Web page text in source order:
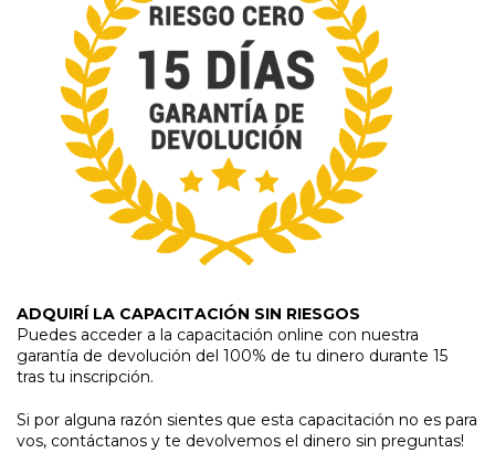
ADQUIRÍ LA CAPACITACIÓN SIN RIESGOS
Puedes acceder a la capacitación online con nuestra
garantía de devolución del 100% de tu dinero durante 15
tras tu inscripción.
Si por alguna razón sientes que esta capacitación no es para
vos, contáctanos y te devolvemos el dinero sin preguntas!